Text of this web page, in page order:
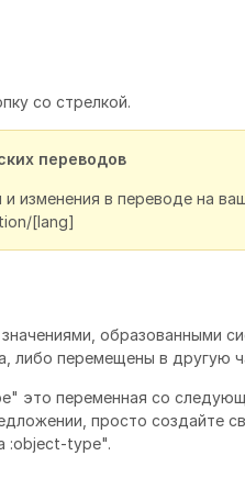
со стрелкой.
переводов
и изменения в переводе на
[lang]
образованными
либо перемещены в другую
это переменная со
просто создайте
:object-type".